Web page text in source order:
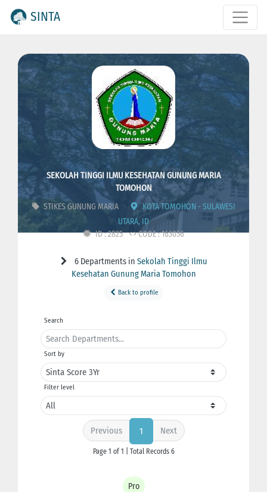
SINTA
SEKOLAH TINGGI ILMU KESEHATAN GUNUNG MARIA
TOMOHON
STIKES GUNUNG MARIA
KOTA TOMOHON - SULAWESI
UTARA, ID
ID : 2825
CODE : 163056
6 Departments in Sekolah Tinggi Ilmu
Kesehatan Gunung Maria Tomohon
Back to profile
Search
Sort by
Filter level
Previous 1 Next
Page 1 of 1 | Total Records 6
Pro